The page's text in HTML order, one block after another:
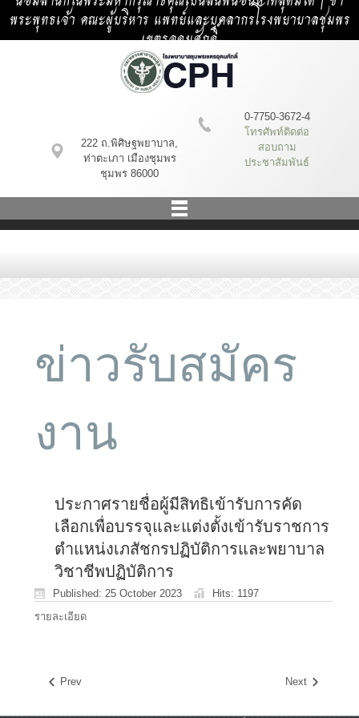
พระพุทธเจ้า คณะผู้บริหาร แพทย์และบุคลากรโรงพยาบาลชุมพร
เขตรอุดมศักดิ์
222 ถ.พิศิษฐพยาบาล,
ท่าตะเภา เมืองชุมพร
ชุมพร 86000
0-7750-3672-4
โทรศัพท์ติดต่อ
สอบถาม
ประชาสัมพันธ์
ข่าวรับสมัคร
งาน
ประกาศรายชื่อผู้มีสิทธิเข้ารับการคัด
เลือกเพื่อบรรจุและแต่งตั้งเข้ารับราชการ
ตำแหน่งเภสัชกรปฏิบัติการและพยาบาล
วิชาชีพปฏิบัติการ
Published: 25 October 2023
Hits: 1197
รายละเอียด
Prev Next